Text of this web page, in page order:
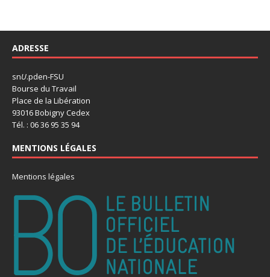
ADRESSE
snU.pden-FSU
Bourse du Travail
Place de la Libération
93016 Bobigny Cedex
Tél. : 06 36 95 35 94
MENTIONS LÉGALES
Mentions légales